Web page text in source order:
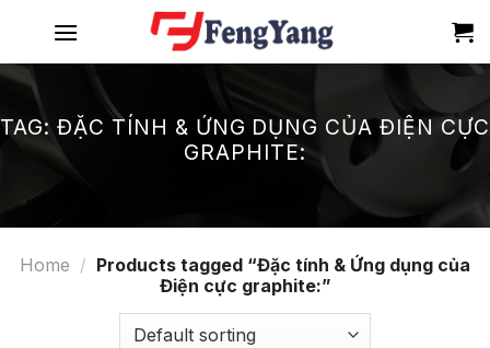
content
TAG:ĐẶC TÍNH & ỨNG DỤNG CỦA ĐIỆN CỰC
GRAPHITE:
Home / Products tagged “Đặc tính & Ứng dụng của
Điện cực graphite:”